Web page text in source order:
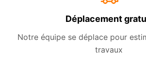
Déplacement
Notre équipe se déplace pour
travaux